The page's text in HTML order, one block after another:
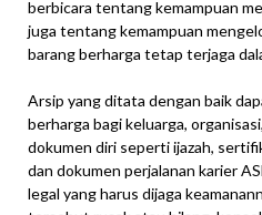
berbicara tentang kemampuan
juga tentang kemampuan
barang berharga tetap terjaga
Arsip yang ditata dengan baik
berharga bagi keluarga,
dokumen diri seperti ijazah,
dan dokumen perjalanan karier
legal yang harus dijaga